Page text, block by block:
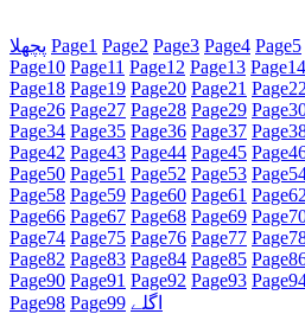
پچھلا Page1 Page2 Page3 Page4 Page5
Page10 Page11 Page12 Page13 Page14
Page18 Page19 Page20 Page21 Page22
Page26 Page27 Page28 Page29 Page
Page34 Page35 Page36 Page37 Page
Page42 Page43 Page44 Page45 Page
Page50 Page51 Page52 Page53 Page
Page58 Page59 Page60 Page61 Page62
Page66 Page67 Page68 Page69 Page
Page74 Page75 Page76 Page77 Page
Page82 Page83 Page84 Page85 Page
Page90 Page91 Page92 Page93 Page
Page98 Page99 اگلے